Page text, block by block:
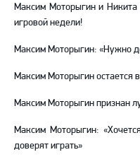
Максим Моторыгин и
игровой недели!
Максим Моторыгин: «Нужно
Максим Моторыгин остается
Максим Моторыгин признан
Максим Моторыгин:
доверят играть»